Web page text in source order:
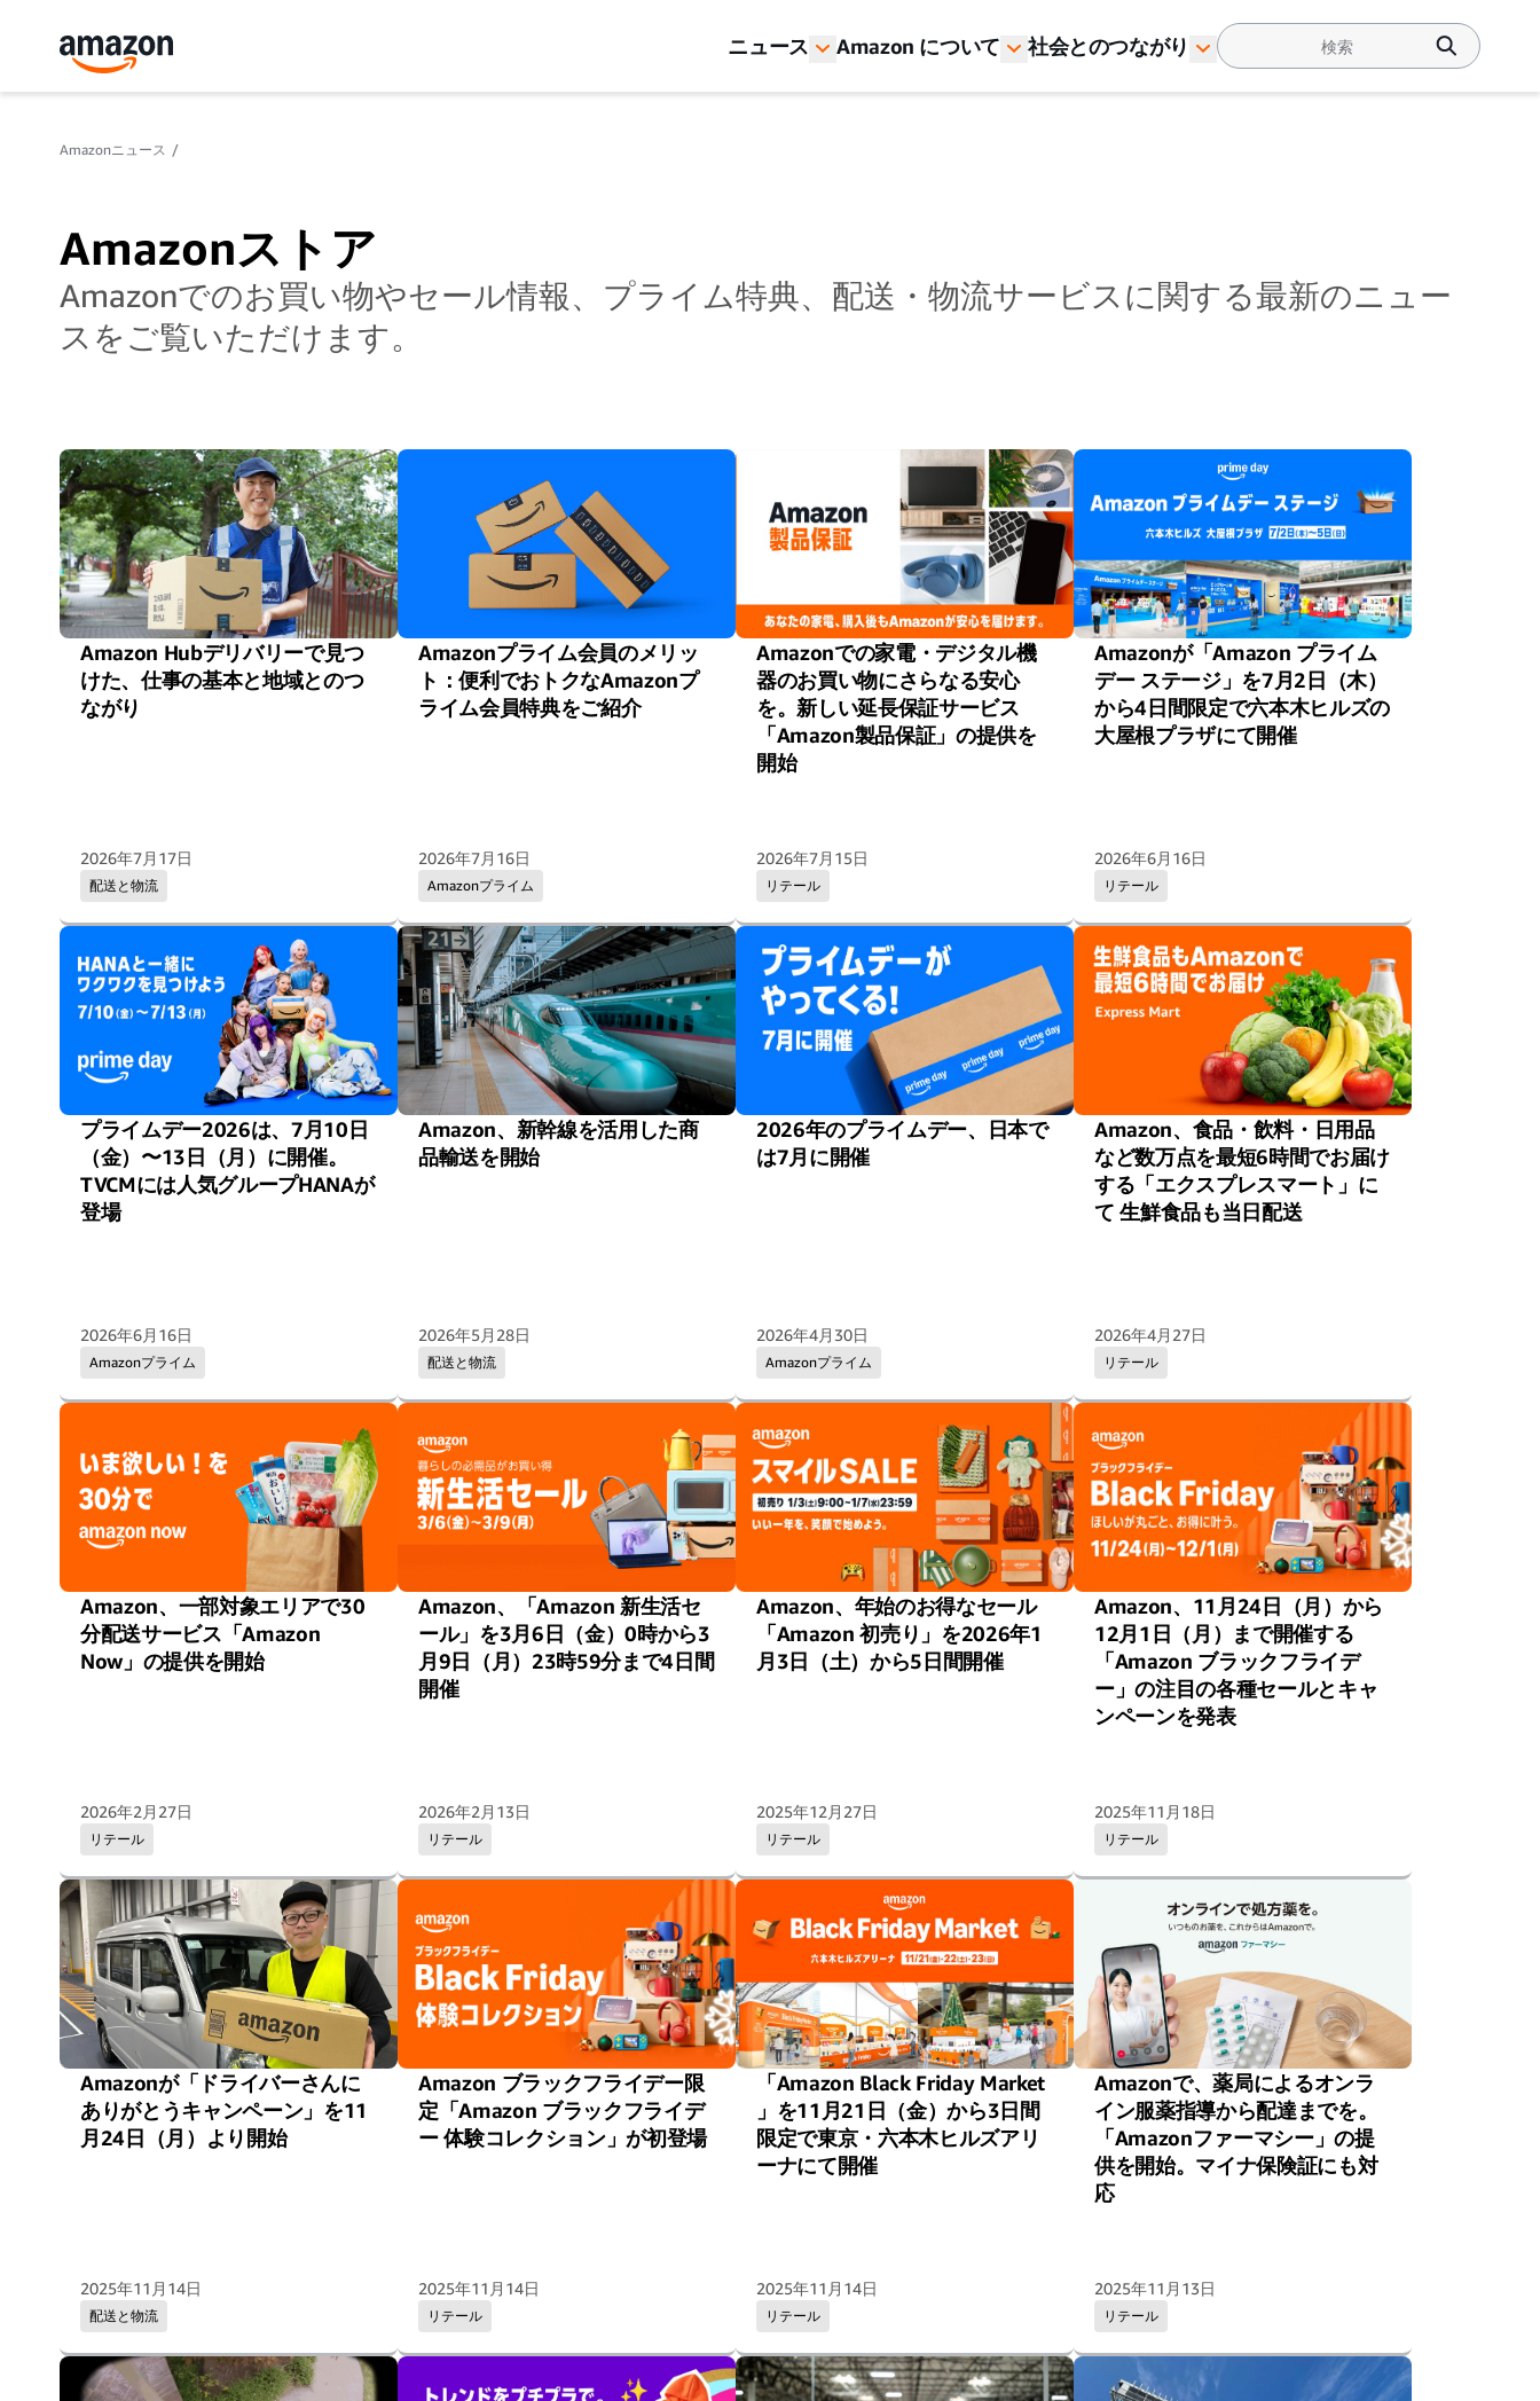
ニュース Amazon について 社会とのつながり
Amazonニュース
Amazonストア
Amazonでのお買い物やセール情報、プライム特典、配送・物流サービスに関する最新のニュー
スをご覧いただけます。
Amazon Hubデリバリーで見つ
けた、仕事の基本と地域とのつ
ながり
配送と物流
2026年7月17日
Amazonプライム会員のメリッ
ト：便利でおトクなAmazonプ
ライム会員特典をご紹介
Amazonプライム
2026年7月16日
Amazonでの家電・デジタル機
器のお買い物にさらなる安心
を。新しい延長保証サービス
「Amazon製品保証」の提供を
開始
リテール
2026年7月15日
Amazonが「Amazon プライム
デー ステージ」を7月2日（木）
から4日間限定で六本木ヒルズの
大屋根プラザにて開催
リテール
2026年6月16日
プライムデー2026は、7月10日
（金）〜13日（月）に開催。
TVCMには人気グループHANAが
登場
Amazonプライム
2026年6月16日
Amazon、新幹線を活用した商
品輸送を開始
配送と物流
2026年5月28日
2026年のプライムデー、日本で
は7月に開催
Amazonプライム
2026年4月30日
Amazon、食品・飲料・日用品
など数万点を最短6時間でお届け
する「エクスプレスマート」に
て 生鮮食品も当日配送
リテール
2026年4月27日
Amazon、一部対象エリアで30
分配送サービス「Amazon
Now」の提供を開始
リテール
2026年2月27日
Amazon、「Amazon 新生活セ
ール」を3月6日（金）0時から3
月9日（月）23時59分まで4日間
開催
リテール
2026年2月13日
Amazon、年始のお得なセール
「Amazon 初売り」を2026年1
月3日（土）から5日間開催
リテール
2025年12月27日
Amazon、11月24日（月）から
12月1日（月）まで開催する
「Amazon ブラックフライデ
ー」の注目の各種セールとキャ
ンペーンを発表
リテール
2025年11月18日
Amazonが「ドライバーさんに
ありがとうキャンペーン」を11
月24日（月）より開始
配送と物流
2025年11月14日
Amazon ブラックフライデー限
定「Amazon ブラックフライデ
ー 体験コレクション」が初登場
リテール
2025年11月14日
「Amazon Black Friday Market
」を11月21日（金）から3日間
限定で東京・六本木ヒルズアリ
ーナにて開催
リテール
2025年11月14日
Amazonで、薬局によるオンラ
イン服薬指導から配達までを。
「Amazonファーマシー」の提
供を開始。マイナ保険証にも対
応
リテール
2025年11月13日